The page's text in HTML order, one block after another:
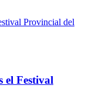
el Festival